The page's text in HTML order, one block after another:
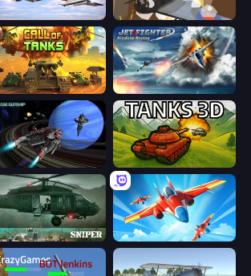
Aircraft Pilot Plane Crash Ragdoll Simulator
of Tanks Jet Fighter Airplane Racing
Gunship Tanks 3D
Pilot Royale: Battlegrounds